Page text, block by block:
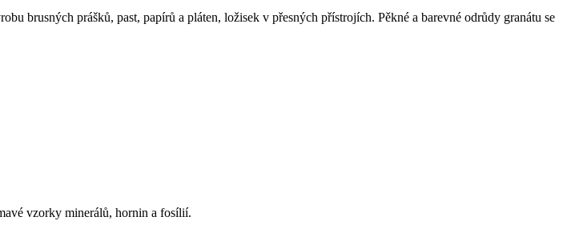
brusných prášků, past, papírů a pláten, ložisek v přesných přístrojích. Pěkné a barevné odrůdy granátu se
vzorky minerálů, hornin a fosílií.